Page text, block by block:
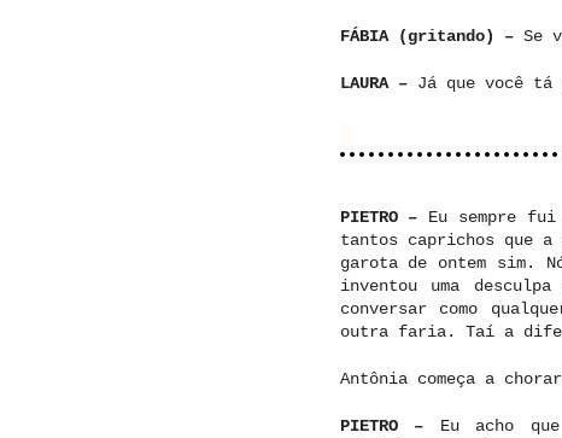
FÁBIA (gritando) – Se
LAURA – Já que você
PIETRO – Eu sempre
tantos caprichos que a
garota de ontem sim.
inventou uma
conversar como
outra faria. Taí a
Antônia começa a
PIETRO – Eu acho